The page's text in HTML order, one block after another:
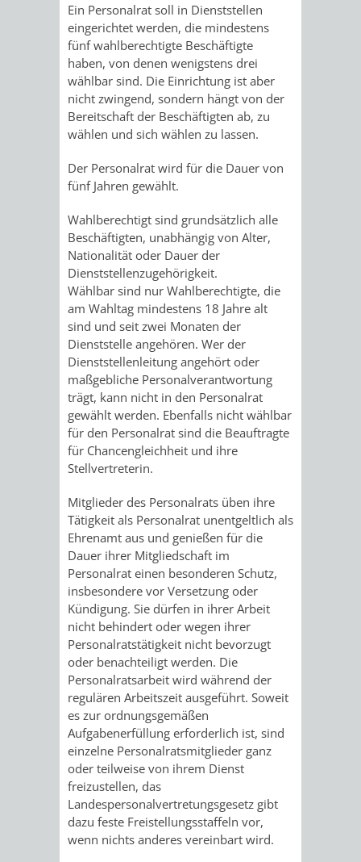
REFERAT
DES RECHT
STADTKÄMMEREI
FINANZEN
HAUSHALT
STADTKASSE
UMWELT-
KLIMASCHUTZ
KLIMASCHUTZ
UND
RIPPENWEIER
Ein Personalrat soll in Dienststellen
eingerichtet werden, die mindestens
fünf wahlberechtigte Beschäftigte
haben, von denen wenigstens drei
wählbar sind. Die Einrichtung ist aber
nicht zwingend, sondern hängt von der
Bereitschaft der Beschäftigten ab, zu
wählen und sich wählen zu lassen.
Der Personalrat wird für die Dauer von
fünf Jahren gewählt.
Wahlberechtigt sind grundsätzlich alle
Beschäftigten, unabhängig von Alter,
Nationalität oder Dauer der
Dienststellenzugehörigkeit.
Wählbar sind nur Wahlberechtigte, die
am Wahltag mindestens 18 Jahre alt
sind und seit zwei Monaten der
Dienststelle angehören. Wer der
Dienststellenleitung angehört oder
maßgebliche Personalverantwortung
trägt, kann nicht in den Personalrat
gewählt werden. Ebenfalls nicht wählbar
für den Personalrat sind die Beauftragte
für Chancengleichheit und ihre
Stellvertreterin.
Mitglieder des Personalrats üben ihre
Tätigkeit als Personalrat unentgeltlich als
Ehrenamt aus und genießen für die
Dauer ihrer Mitgliedschaft im
Personalrat einen besonderen Schutz,
insbesondere vor Versetzung oder
Kündigung. Sie dürfen in ihrer Arbeit
nicht behindert oder wegen ihrer
Personalratstätigkeit nicht bevorzugt
oder benachteiligt werden. Die
Personalratsarbeit wird während der
regulären Arbeitszeit ausgeführt. Soweit
es zur ordnungsgemäßen
Aufgabenerfüllung erforderlich ist, sind
einzelne Personalratsmitglieder ganz
oder teilweise von ihrem Dienst
freizustellen, das
Landespersonalvertretungsgesetz gibt
dazu feste Freistellungsstaffeln vor,
wenn nichts anderes vereinbart wird.